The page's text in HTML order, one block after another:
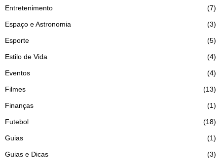
Entretenimento 7
Espaço e Astronomia 3
Esporte 5
Estilo de Vida 4
Eventos 4
Filmes 13
Finanças 1
Futebol 18
Guias 1
Guias e Dicas 3